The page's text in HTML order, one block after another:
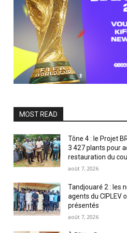
MOST READ
Tône 4 : le Projet
3 427 plants pour
restauration du
août 7, 2026
Tandjouaré 2 : les
agents du CIPLEV
présentés
août 7, 2026